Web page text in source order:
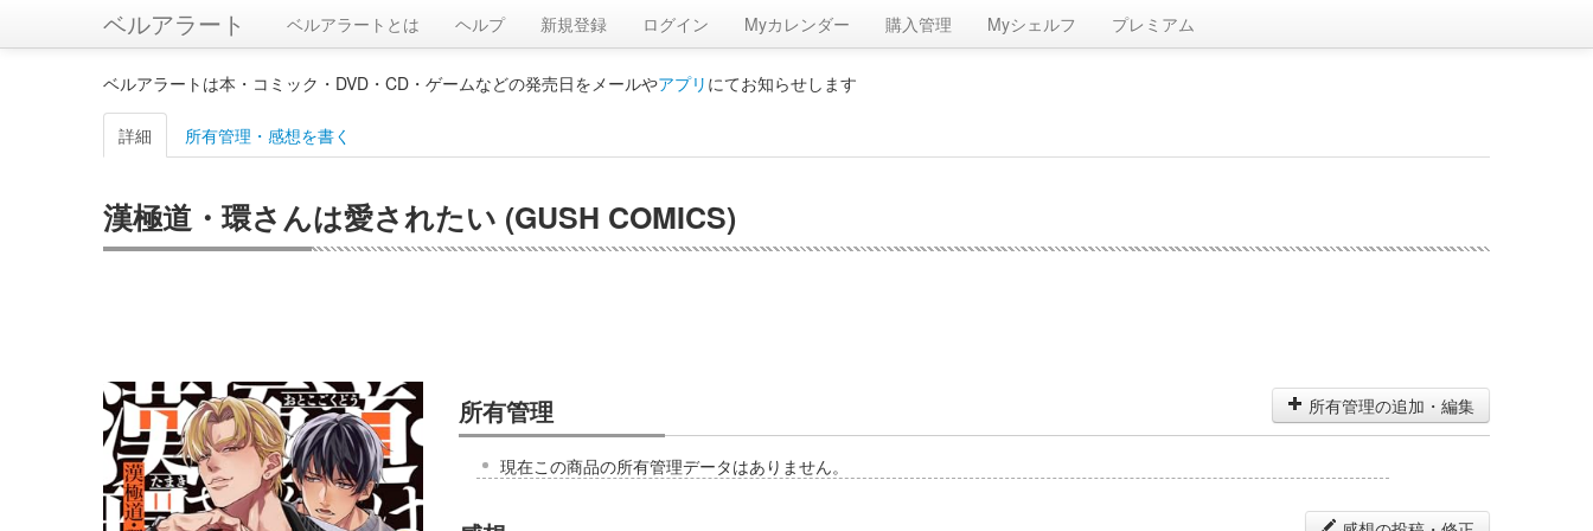
ベルアラート ベルアラートとは ヘルプ 新規登録 ログイン Myカレンダー 購入管理 Myシェルフ プレミアム
ベルアラートは本・コミック・DVD・CD・ゲームなどの発売日をメールやアプリ にてお知らせします
詳細 所有管理・感想を書く
漢極道・環さんは愛されたい (GUSH COMICS)
所有管理 所有管理の追加・編集
現在この商品の所有管理データはありません。